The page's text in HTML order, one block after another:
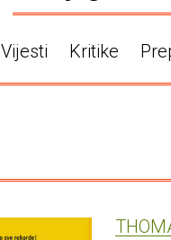
Vijesti Kritike